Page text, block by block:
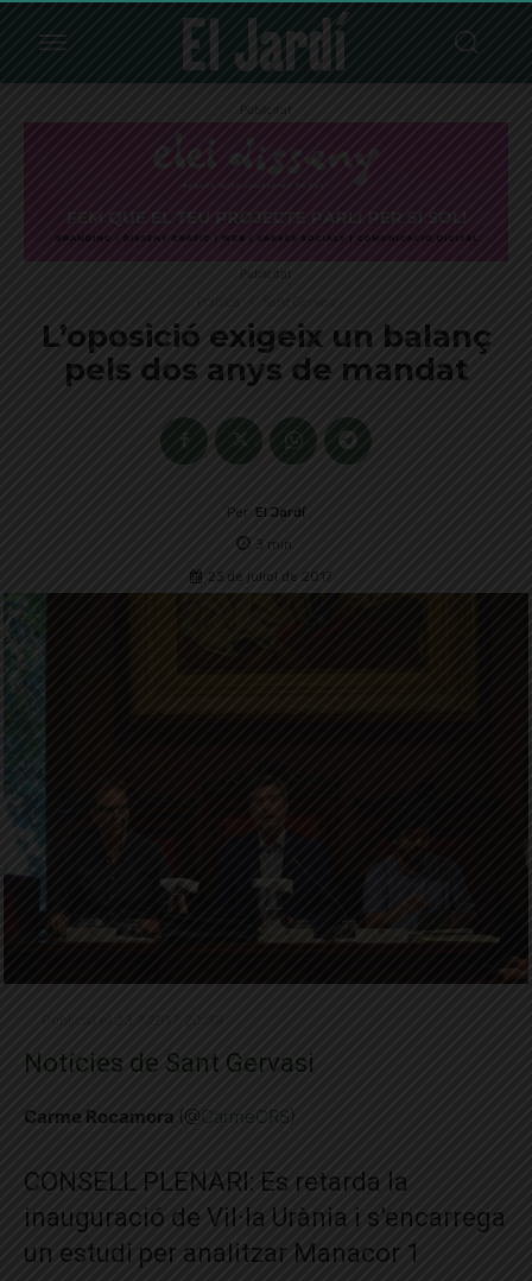
Publicitat
Publicitat
L’oposició exigeix un balanç
pels dos anys de mandat
Per El Jardí
3 min.
23 de juliol de 2017
Notícies de Sant Gervasi
Carme Rocamora (@CarmeCRS)
CONSELL PLENARI: Es retarda la
inauguració de Vil·la Urània i s’encarrega
un estudi per analitzar Manacor 1